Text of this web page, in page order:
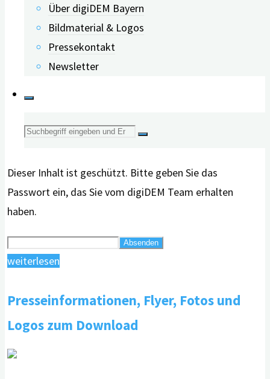
Über digiDEM Bayern
Bildmaterial & Logos
Pressekontakt
Newsletter
Suche
Dieser Inhalt ist geschützt. Bitte geben Sie das
Passwort ein, das Sie vom digiDEM Team erhalten
haben.
weiterlesen
„digiDEM
Dialog“"
Presseinformationen, Flyer, Fotos und
Logos zum Download